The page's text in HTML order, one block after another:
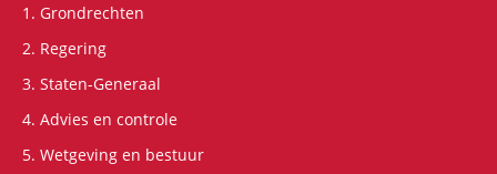
1. Grondrechten
2. Regering
3. Staten-Generaal
4. Advies en controle
5. Wetgeving en bestuur